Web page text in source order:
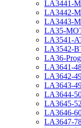
LA3441-
LA3442-
LA3443-
LA35-
LA3541-
LA3542-
LA36-
LA3641-
LA3642-
LA3643-
LA3644-
LA3645-
LA3646-
LA3647-